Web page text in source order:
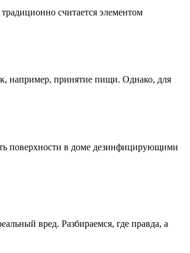
считается элементом
например, принятие пищи. Однако, для
поверхности в доме дезинфицирующими
вред. Разбираемся, где правда, а